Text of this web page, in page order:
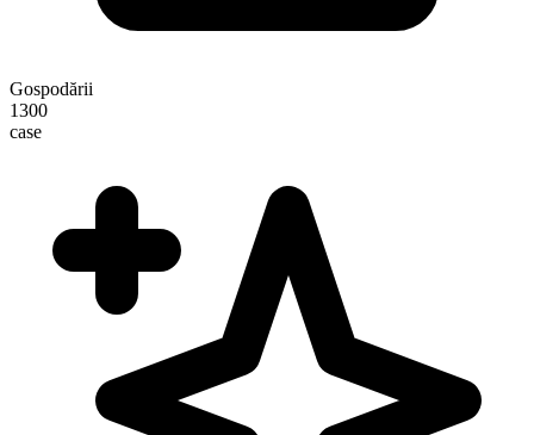
Gospodării
1300
case